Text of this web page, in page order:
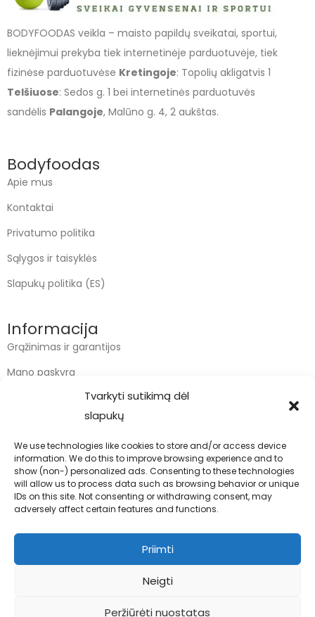
Tvarkyti sutikimą dėl
slapukų
We use technologies like cookies to store and/or access device
information. We do this to improve browsing experience and to
show (non-) personalized ads. Consenting to these technologies
will allow us to process data such as browsing behavior or unique
IDs on this site. Not consenting or withdrawing consent, may
adversely affect certain features and functions.
Priimti
Neigti
Peržiūrėti nuostatas
BODYFOODAS veikla – maisto papildų sveikatai, sportui,
lieknėjimui prekyba tiek internetinėje parduotuvėje, tiek
fizinėse parduotuvėse Kretingoje: Topolių akligatvis 1
Telšiuose: Sedos g. 1 bei internetinės parduotuvės
sandėlis Palangoje, Malūno g. 4, 2 aukštas.
Bodyfoodas
Apie mus
Kontaktai
Privatumo politika
Sąlygos ir taisyklės
Slapukų politika (ES)
Informacija
Grąžinimas ir garantijos
Mano paskyra
Kontaktai
info@bodyfoodas.lt
+370 600 77017
Visos teisės saugomos © Bodyfoodas.lt 2026